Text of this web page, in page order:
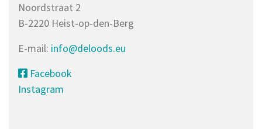
Noordstraat 2
B-2220 Heist-op-den-Berg
E-mail: info@deloods.eu
Facebook
Instagram